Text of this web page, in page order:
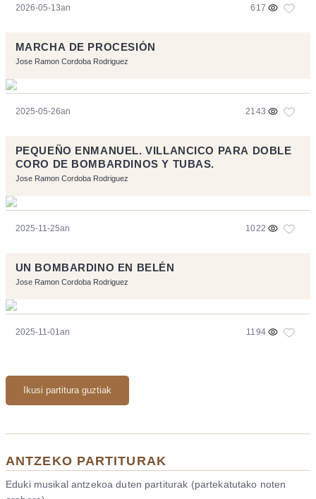
2026-05-13an 617
MARCHA DE PROCESIÓN
Jose Ramon Cordoba Rodriguez
2025-05-26an 2143
PEQUEÑO ENMANUEL. VILLANCICO PARA DOBLE
CORO DE BOMBARDINOS Y TUBAS.
Jose Ramon Cordoba Rodriguez
2025-11-25an 1022
UN BOMBARDINO EN BELÉN
Jose Ramon Cordoba Rodriguez
2025-11-01an 1194
Ikusi partitura guztiak
ANTZEKO PARTITURAK
Eduki musikal antzekoa duten partiturak (partekatutako noten